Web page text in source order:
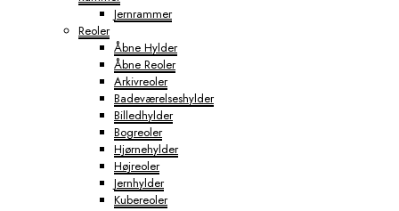
Jernrammer
Reoler
Åbne Hylder
Åbne Reoler
Arkivreoler
Badeværelseshylder
Billedhylder
Bogreoler
Hjørnehylder
Højreoler
Jernhylder
Kubereoler